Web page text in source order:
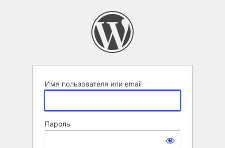
Имя пользователя или email
Пароль